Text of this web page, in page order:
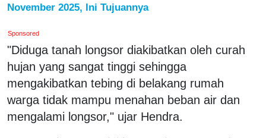
November 2025, Ini Tujuannya
Sponsored
"Diduga tanah longsor diakibatkan oleh curah
hujan yang sangat tinggi sehingga
mengakibatkan tebing di belakang rumah
warga tidak mampu menahan beban air dan
mengalami longsor," ujar Hendra.